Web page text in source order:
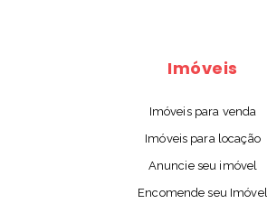
Imóveis
Imóveis para venda
Imóveis para locação
Anuncie seu imóvel
Encomende seu Imóvel